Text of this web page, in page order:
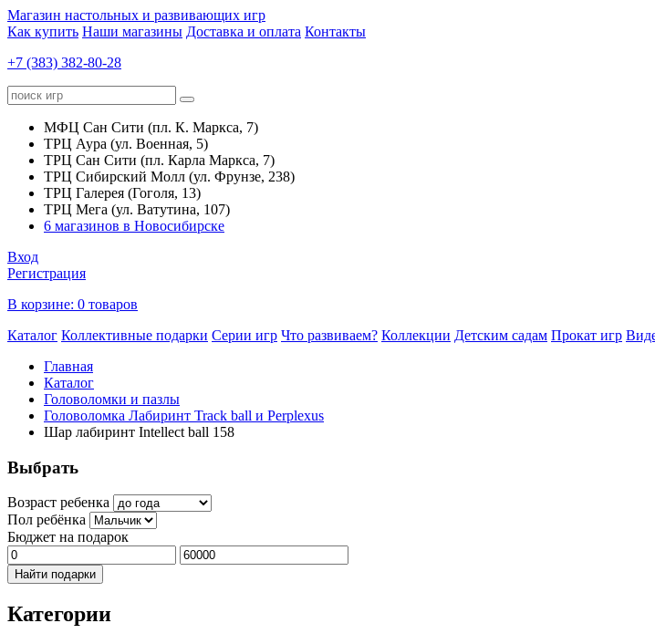
Магазин настольных и развивающих игр
Как купить Наши магазины Доставка и оплата Контакты
+7 (383) 382-80-28
МФЦ Сан Сити (пл. К. Маркса, 7)
ТРЦ Аура (ул. Военная, 5)
ТРЦ Сан Сити (пл. Карла Маркса, 7)
ТРЦ Сибирский Молл (ул. Фрунзе, 238)
ТРЦ Галерея (Гоголя, 13)
ТРЦ Мега (ул. Ватутина, 107)
6 магазинов в Новосибирске
Вход
Регистрация
В корзине: 0 товаров
Каталог Коллективные подарки Серии игр Что развиваем? Коллекции Детским садам Прокат игр
Главная
Каталог
Головоломки и пазлы
Головоломка Лабиринт Track ball и Perplexus
Шар лабиринт Intellect ball 158
Выбрать
Возраст ребенка
Пол ребёнка
Бюджет на подарок
Найти подарки
Категории